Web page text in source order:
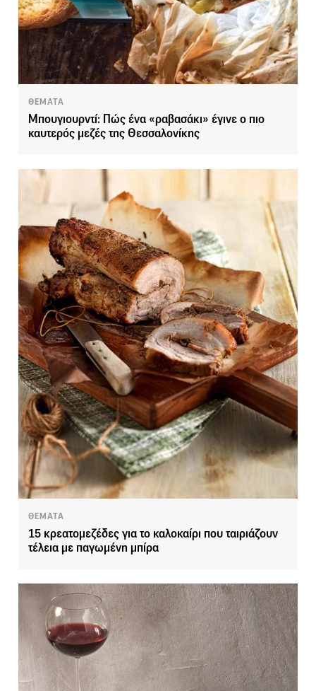
ΘΕΜΑΤΑ
Μπουγιουρντί: Πώς ένα «ραβασάκι» έγινε ο πιο
καυτερός μεζές της Θεσσαλονίκης
ΘΕΜΑΤΑ
15 κρεατομεζέδες για το καλοκαίρι που ταιριάζουν
τέλεια με παγωμένη μπίρα